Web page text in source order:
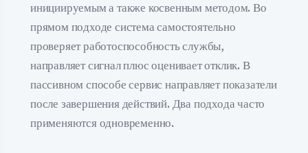
инициируемым а также косвенным методом. Во
прямом подходе система самостоятельно
проверяет работоспособность службы,
направляет сигнал плюс оценивает отклик. В
пассивном способе сервис направляет показатели
после завершения действий. Два подхода часто
применяются одновременно.